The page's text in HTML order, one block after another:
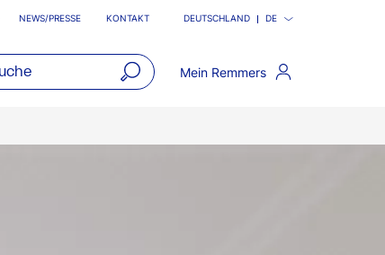
NEWS/PRESSE KONTAKT DEUTSCHLAND DE
Mein Remmers